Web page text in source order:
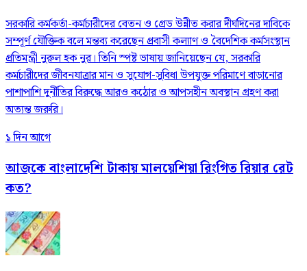
সরকারি কর্মকর্তা-কর্মচারীদের বেতন ও গ্রেড উন্নীত করার দীর্ঘদিনের দাবিকে
সম্পূর্ণ যৌক্তিক বলে মন্তব্য করেছেন প্রবাসী কল্যাণ ও বৈদেশিক কর্মসংস্থান
প্রতিমন্ত্রী নুরুল হক নুর। তিনি স্পষ্ট ভাষায় জানিয়েছেন যে, সরকারি
কর্মচারীদের জীবনযাত্রার মান ও সুযোগ-সুবিধা উপযুক্ত পরিমাণে বাড়ানোর
পাশাপাশি দুর্নীতির বিরুদ্ধে আরও কঠোর ও আপসহীন অবস্থান গ্রহণ করা
অত্যন্ত জরুরি।
১ দিন আগে
আজকে বাংলাদেশি টাকায় মালয়েশিয়া রিংগিত রিয়ার রেট
কত?